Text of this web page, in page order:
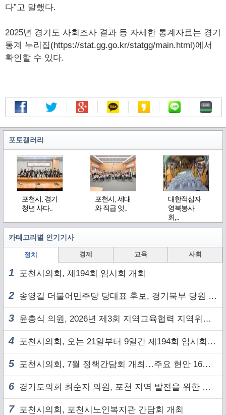
다”고 말했다.
2025년 경기도 사회조사 결과 등 자세한 통계자료는 경기
통계 누리집(https://stat.gg.go.kr/statgg/main.html)에서
확인할 수 있다.
포토갤러리
포천시, 경기
청년 사다..
포천시, 세대
와 직급 잇..
대한적십자
영북봉사
회,..
카테고리별 인기기사
정치 경제 교육 사회
1 포천시의회, 제194회 임시회 개회
2 송영길 더불어민주당 당대표 후보, 경기북부 당원 및 2030 세대와 ‘소통 행보’
3 윤충식 의원, 2026년 제3회 지역교육협력 지역위원회 주재
4 포천시의회, 오는 21일부터 9일간 제194회 임시회 개회
5 포천시의회, 7월 정책간담회 개최…주요 현안 16건 점검
6 경기도의회 최순자 의원, 포천 지역 발전을 위한 정담회 개최
7포천시의회, 포천시노인복지관 간담회 개최